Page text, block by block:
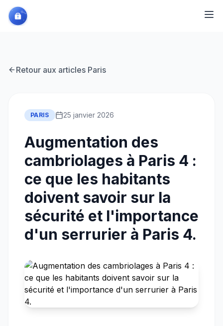
Retour aux articles Paris
PARIS 25 janvier 2026
Augmentation des
cambriolages à Paris 4 :
ce que les habitants
doivent savoir sur la
sécurité et l'importance
d'un serrurier à Paris 4.